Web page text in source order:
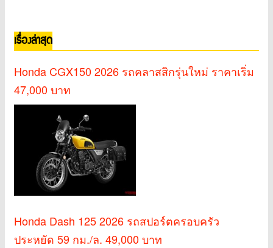
เรื่องล่าสุด
Honda CGX150 2026 รถคลาสสิกรุ่นใหม่ ราคาเริ่ม
47,000 บาท
Honda Dash 125 2026 รถสปอร์ตครอบครัว
ประหยัด 59 กม./ล. 49,000 บาท